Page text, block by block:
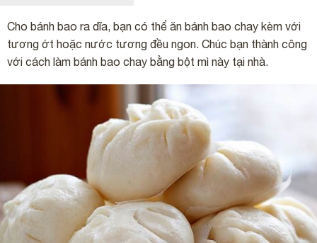
Cho bánh bao ra dĩa, bạn có thể ăn bánh bao chay kèm với
tương ớt hoặc nước tương đều ngon. Chúc bạn thành công
với cách làm bánh bao chay bằng bột mì này tại nhà.